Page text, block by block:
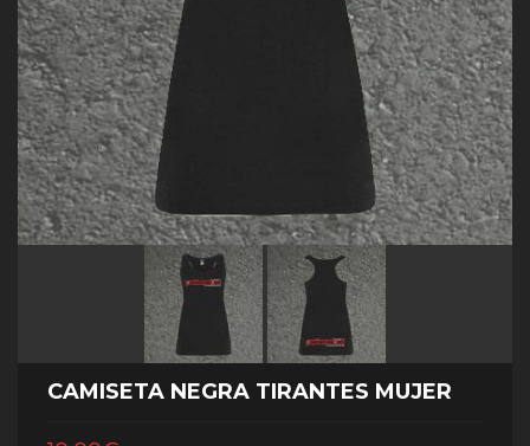
CAMISETA NEGRA TIRANTES MUJER